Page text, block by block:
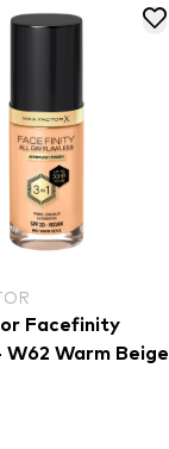
Facefinity
W62 Warm Beige